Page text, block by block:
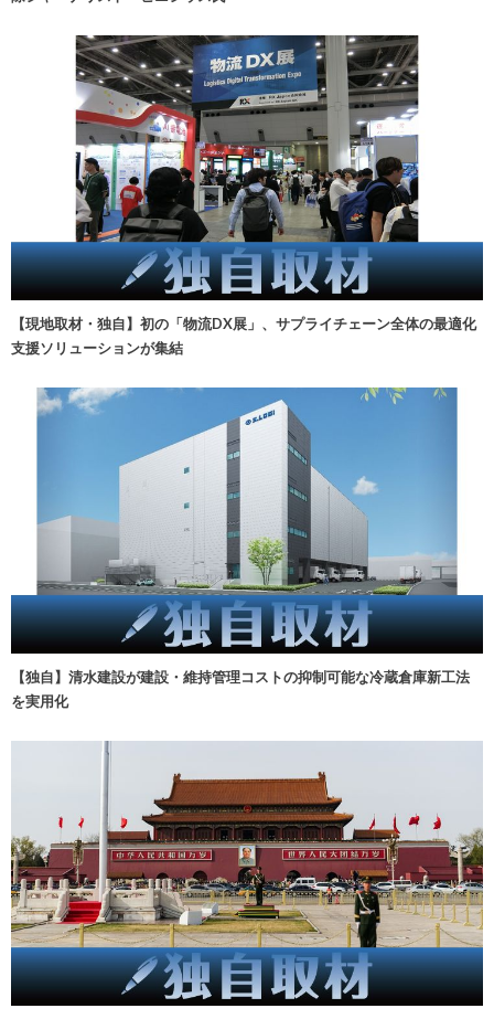
【現地取材・独自】初の「物流DX展」、サプライチェーン全体の最適化
支援ソリューションが集結
【独自】清水建設が建設・維持管理コストの抑制可能な冷蔵倉庫新工法
を実用化